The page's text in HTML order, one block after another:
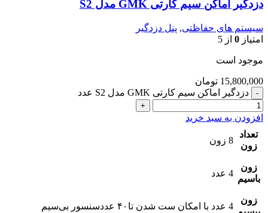
دزدگیر اماکن سیم کارتی GMK مدل S2
سیستم های حفاظتی, پنل دزدگیر
امتیاز 0 از 5
موجود است
15,800,000 تومان
دزدگیر اماکن سیم کارتی GMK مدل S2 عدد
افزودن به سبد خرید
تعداد
زون
8 زون
زون
باسیم
4 عدد
زون
4 عدد با امکان ست شدن تا۴۰ عددسنسور بی‌سیم